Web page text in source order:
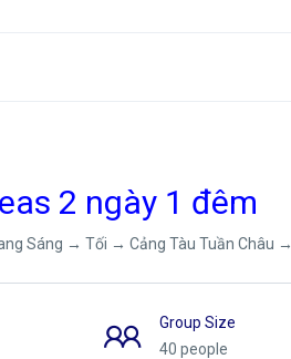
2 ngày 1 đêm
Sáng → Tối → Cảng Tàu Tuần Châu →
Group Size
40 people